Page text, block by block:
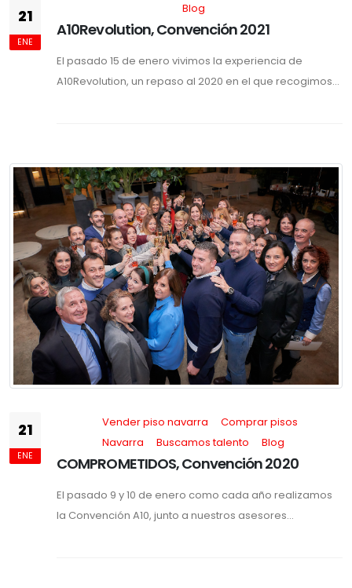
21
ENE
Blog
A10Revolution, Convención 2021
El pasado 15 de enero vivimos la experiencia de
A10Revolution, un repaso al 2020 en el que recogimos...
21
ENE
Vender piso navarra
Comprar pisos
Navarra
Buscamos talento Blog
COMPROMETIDOS, Convención 2020
El pasado 9 y 10 de enero como cada año realizamos
la Convención A10, junto a nuestros asesores...